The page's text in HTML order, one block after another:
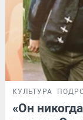
КУЛЬТУРА
«Он